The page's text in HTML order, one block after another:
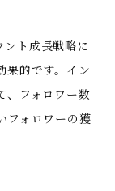
ト成長戦略に
果的です。イン
、フォロワー数
フォロワーの獲